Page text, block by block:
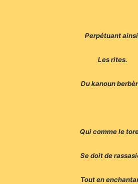
Perpétuant
Les rites.
Du kanoun
Qui comme le
Se doit de
Tout en